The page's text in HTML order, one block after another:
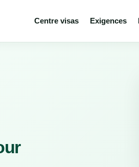
Centre visas Exigences